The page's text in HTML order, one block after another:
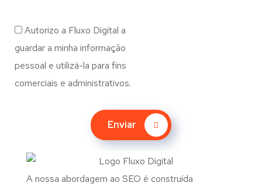
Autorizo a Fluxo Digital a
guardar a minha informação
pessoal e utilizá-la para fins
comerciais e administrativos.
Enviar
A nossa abordagem ao SEO é construída